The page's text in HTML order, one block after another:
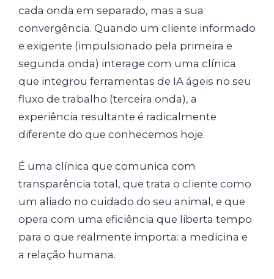
cada onda em separado, mas a sua
convergência. Quando um cliente informado
e exigente (impulsionado pela primeira e
segunda onda) interage com uma clínica
que integrou ferramentas de IA ágeis no seu
fluxo de trabalho (terceira onda), a
experiência resultante é radicalmente
diferente do que conhecemos hoje.
É uma clínica que comunica com
transparência total, que trata o cliente como
um aliado no cuidado do seu animal, e que
opera com uma eficiência que liberta tempo
para o que realmente importa: a medicina e
a relação humana.